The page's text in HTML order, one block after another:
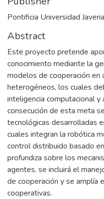
Pontificia Universidad
Abstract
Este proyecto pretende
conocimiento mediante la
modelos de cooperación en
heterogéneos, los cuales
inteligencia computacional y
consecución de esta meta
tecnológicas desarrolladas
cuales integran la robótica
control distribuido basado
profundiza sobre los
agentes, se incluirá el
de cooperación y se amplía
cooperativas.